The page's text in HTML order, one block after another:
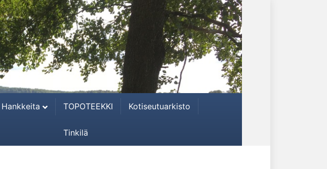
Hankkeita TOPOTEEKKI Kotiseutuarkisto
Tinkilä